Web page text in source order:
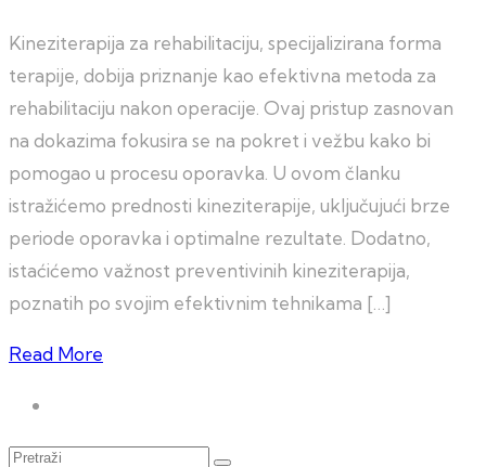
Kineziterapija za rehabilitaciju, specijalizirana forma
terapije, dobija priznanje kao efektivna metoda za
rehabilitaciju nakon operacije. Ovaj pristup zasnovan
na dokazima fokusira se na pokret i vežbu kako bi
pomogao u procesu oporavka. U ovom članku
istražićemo prednosti kineziterapije, uključujući brze
periode oporavka i optimalne rezultate. Dodatno,
istaćićemo važnost preventivinih kineziterapija,
poznatih po svojim efektivnim tehnikama […]
Read More
Pretraži